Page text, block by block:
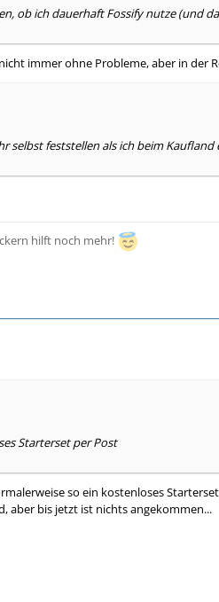
ob ich dauerhaft Fossify nutze (und
immer ohne Probleme, aber in der
selbst feststellen als ich beim
hilft noch mehr!
Starterset per Post
so ein kostenloses
aber bis jetzt ist nichts angekommen...